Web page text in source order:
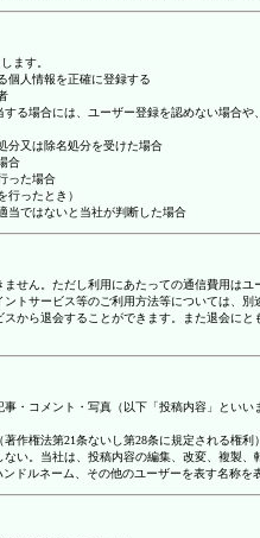
ます。
個人情報を正確に登録する
る場合には、ユーザー登録を認めない場合
分又は除名処分を受けた場合
合
った場合
行ったとき）
当ではないと当社が判断した場合
せん。ただし利用にあたっての通信費用は
トサービス等のご利用方法等については、
から退会することができます。また退会に
・コメント・写真（以下「投稿内容」とい
作権法第21条ないし第28条に規定される権
い。当社は、投稿内容の編集、改変、複製
ドルネーム、その他のユーザーを表す名称を